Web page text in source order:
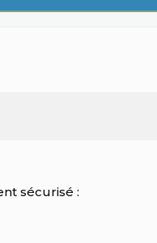
sécurisé :